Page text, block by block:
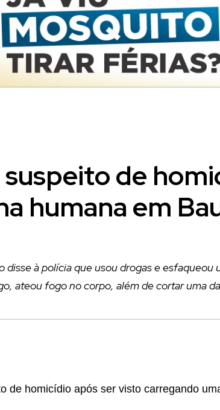
de
humana em
à polícia que usou drogas e
ateou fogo no corpo, além de cortar uma
de homicídio após ser visto carregando